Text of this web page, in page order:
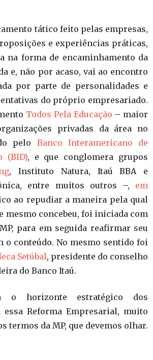
tático feito pelas empresas,
e experiências práticas,
na forma de encaminhamento da
e, não por acaso, vai ao encontro
por parte de personalidades e
do próprio empresariado.
Todos Pela Educação – maior
privadas da área no
pelo Banco Interamericano de
(BID), e que conglomera grupos
, Instituto Natura, Itaú BBA e
entre muitos outros –, em
ao repudiar a maneira pela qual
mesmo concebeu, foi iniciada com
para em seguida reafirmar seu
o conteúdo. No mesmo sentido foi
Setúbal, presidente do conselho
do Banco Itaú.
o horizonte estratégico dos
Reforma Empresarial, muito
termos da MP, que devemos olhar.